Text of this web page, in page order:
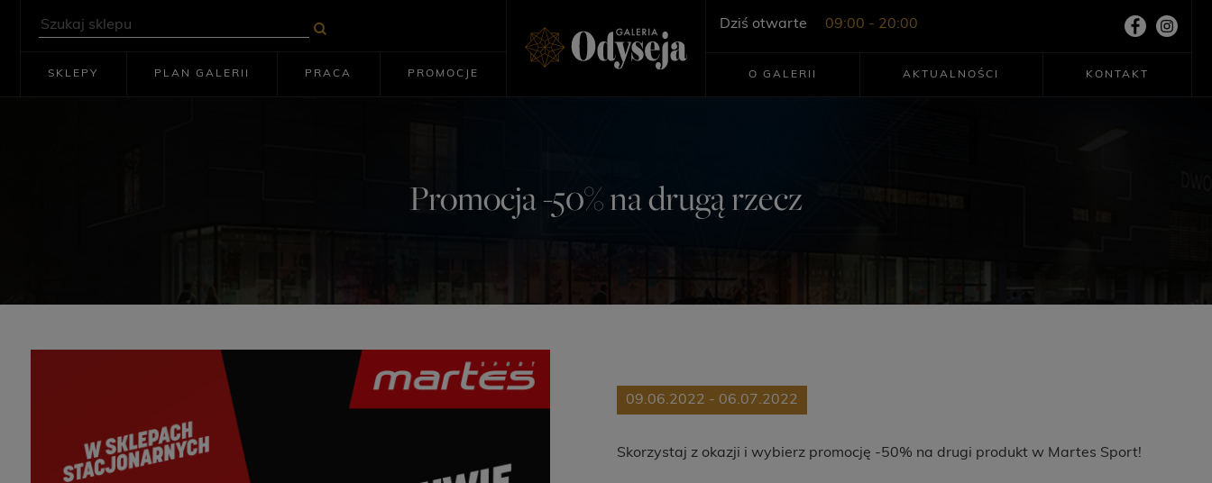
SKLEPY PLAN GALERII PRACA PROMOCJE
Dziś otwarte 09:00 - 20:00
O GALERII AKTUALNOŚCI KONTAKT
Promocja -50% na drugą rzecz
09.06.2022 - 06.07.2022
Skorzystaj z okazji i wybierz promocję -50% na drugi produkt w Martes Sport!